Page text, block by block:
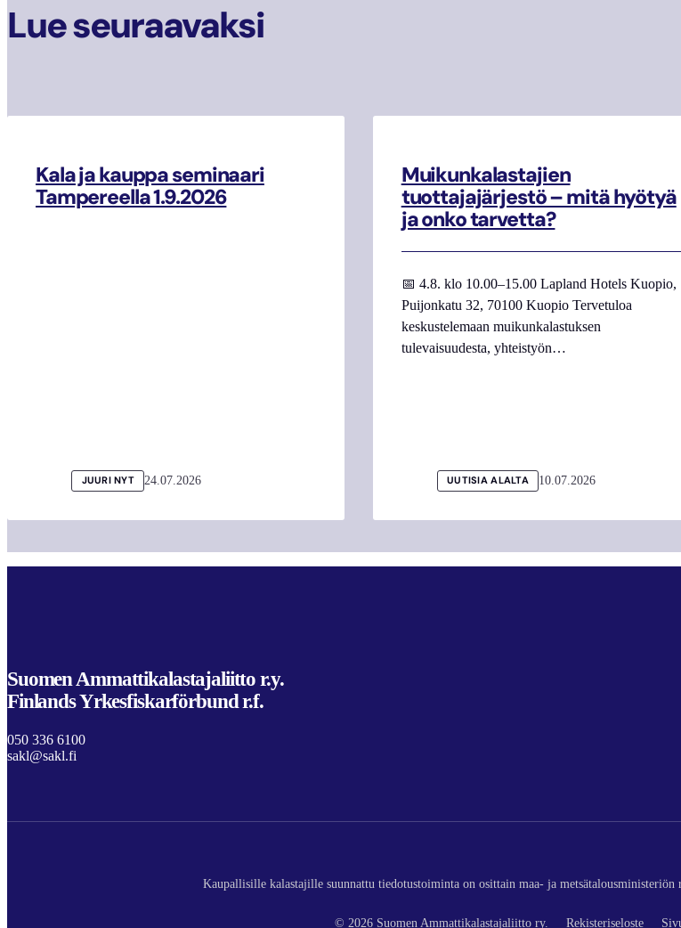
Lue seuraavaksi
Kala ja kauppa seminaari
Tampereella 1.9.2026
JUURI NYT 24.07.2026
Muikunkalastajien
tuottajajärjestö – mitä hyötyä
ja onko tarvetta?
📅 4.8. klo 10.00–15.00 Lapland Hotels Kuopio,
Puijonkatu 32, 70100 Kuopio Tervetuloa
keskustelemaan muikunkalastuksen
tulevaisuudesta, yhteistyön…
UUTISIA ALALTA 10.07.2026
Suomen Ammattikalastajaliitto r.y.
Finlands Yrkesfiskarförbund r.f.
050 336 6100
sakl@sakl.fi
Kaupallisille kalastajille suunnattu tiedotustoiminta on osittain maa- ja metsätalousministeriön
© 2026 Suomen Ammattikalastajaliitto ry. Rekisteriseloste